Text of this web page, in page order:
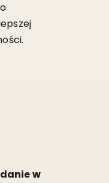
w